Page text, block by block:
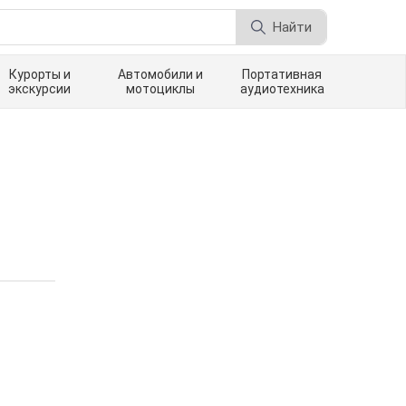
Найти
Курорты и
экскурсии
Автомобили и
мотоциклы
Портативная
аудиотехника